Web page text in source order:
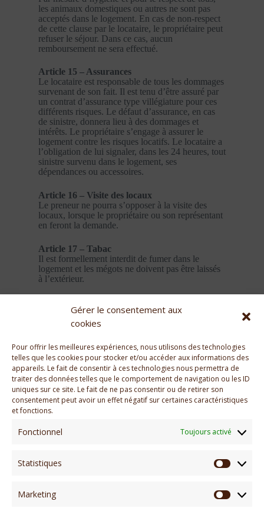
Gérer le consentement aux
cookies
Pour offrir les meilleures expériences, nous utilisons des technologies
telles que les cookies pour stocker et/ou accéder aux informations des
appareils. Le fait de consentir à ces technologies nous permettra de
traiter des données telles que le comportement de navigation ou les ID
uniques sur ce site. Le fait de ne pas consentir ou de retirer son
consentement peut avoir un effet négatif sur certaines caractéristiques
et fonctions.
Fonctionnel Toujours activé
Statistiques
Marketing
les animaux domestiques ou autres ne sont pas
acceptés dans le logement. En cas de non-respect
de cette clause par le locataire, le propriétaire peut
refuser le séjour. Dans ce cas, aucun
remboursement ne sera effectué.
Article 15 – Assurances
Le locataire est responsable de tous les dommages
survenant de son fait. Il est tenu d’être assuré par
un contrat d’assurance type villégiature pour ces
différents risques. Le défaut d’assurance, en cas
de sinistre, donnera lieu à des dommages et
intérêts. Le propriétaire s’engage à assurer le
logement contre les risques locatifs. Le locataire a
l’obligation de lui signaler, dans les 24 heures, tout
sinistre survenu dans le logement, ses
dépendances ou accessoires.
Article 16 – Visite des locaux
Le preneur ne pourra s’opposer à la visite des
locaux, lorsque le propriétaire ou son représentant
en feront la demande.
Article 17 – Tabac
Il est formellement interdit de fumer dans le
logement et les mégots ne doivent pas être laissés
à l’extérieur.
de cuisine
Le linge de lit / de bain / de cuisine n’est pas
personnel. Le propriétaire propose des kits linges :
15€ par lit ; et 6€ par personne pour 1 grande
serviette et 1 petite serviette. Si le locataire
souhaite souscrire une option, obligation de
l’indiquer au propriétaire au moins 15 jours avant
le jour de l’arrivée.
Article 19 – Litiges
loué devront être formulées dans les 48 heures qui
accompagnée de justificatifs. Une fois ce délai de
Tribunal de Commerce de Toulouse est seul